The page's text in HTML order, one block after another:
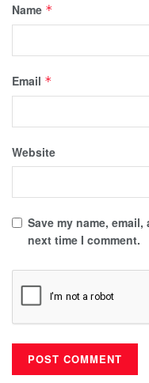
Name *
Email *
Website
Save my name,
next time I comment.